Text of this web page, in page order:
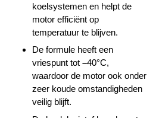
koelsystemen en helpt de
motor efficiënt op
temperatuur te blijven.
De formule heeft een
vriespunt tot –40°C,
waardoor de motor ook onder
zeer koude omstandigheden
veilig blijft.